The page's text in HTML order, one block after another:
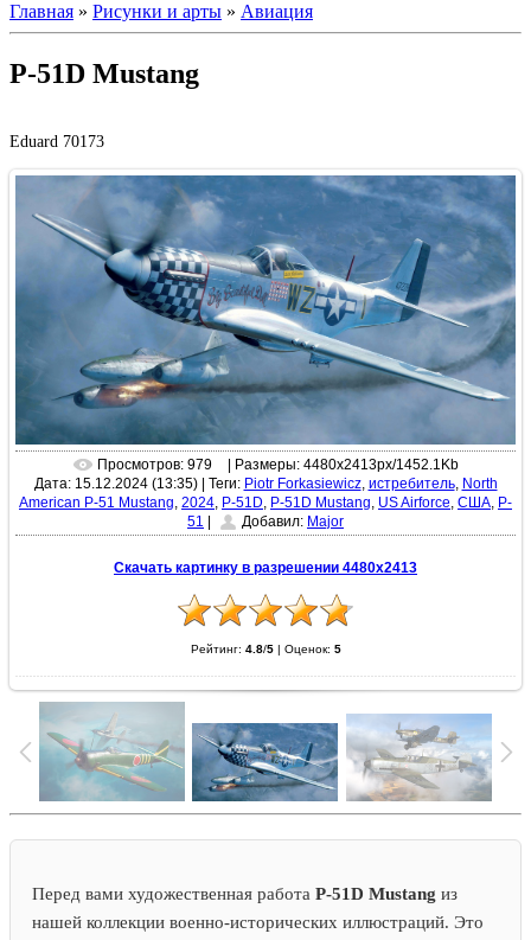
Главная » Рисунки и арты » Авиация
P-51D Mustang
Eduard 70173
Просмотров: 979
| Размеры: 4480x2413px/1452.1Kb
Дата: 15.12.2024 (13:35)| Теги: Piotr Forkasiewicz, истребитель, North
American P-51 Mustang, 2024, P-51D, P-51D Mustang, US Airforce, США, P-
51
Добавил: Major
Скачать картинку в разрешении 4480x2413
Рейтинг: 4.8/5| Оценок: 5
Перед вами художественная работа P-51D Mustang из
нашей коллекции военно-исторических иллюстраций. Это